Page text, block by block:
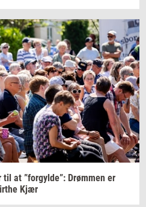
til at ”for­gyl­de”: Drøm­men er
Kjær